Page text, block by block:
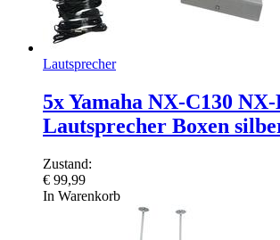
Lautsprecher
5x Yamaha NX-C130 NX-
Lautsprecher Boxen
Zustand:
€ 99,99
In Warenkorb